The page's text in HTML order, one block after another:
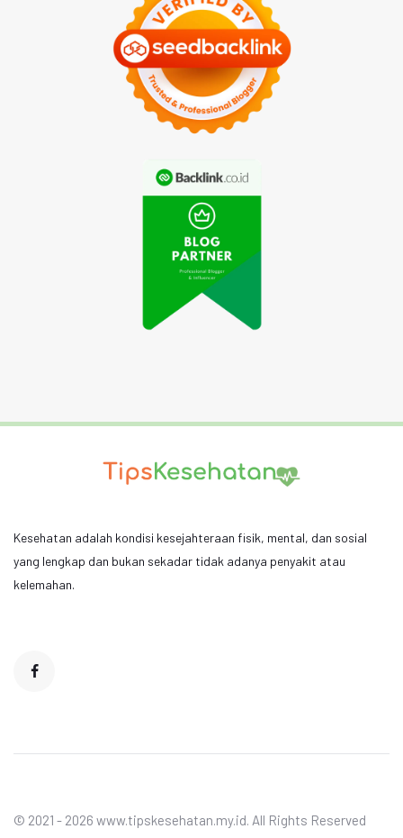
Kesehatan adalah kondisi kesejahteraan fisik, mental, dan sosial
yang lengkap dan bukan sekadar tidak adanya penyakit atau
kelemahan.
© 2021 - 2026 www.tipskesehatan.my.id. All Rights Reserved